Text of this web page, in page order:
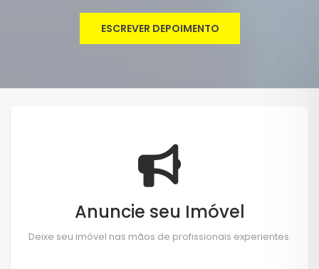
ESCREVER DEPOIMENTO
Anuncie seu Imóvel
Deixe seu imóvel nas mãos de profissionais experientes.